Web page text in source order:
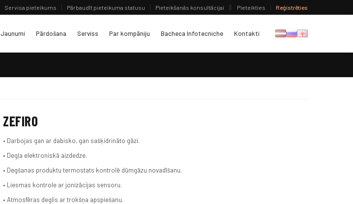
Servisa pieteikums Pārbaudīt pieteikuma statusu Pieteikšanās konsultācijai Pieteikties Reģistrēties
Jaunumi Pārdošana Serviss Par kompāniju Bacheca Infotecniche Kontakti
ZEFIRO
• Darbojas gan ar dabisko, gan sašķidrināto gāzi.
• Degļa elektroniskā aizdedze.
• Degšanas produktu termostats kontrolē dūmgāzu novadīšanu.
• Liesmas kontrole ar jonizācijas sensoru.
• Atmosfēras deglis ar trokšņa apspiešanu.